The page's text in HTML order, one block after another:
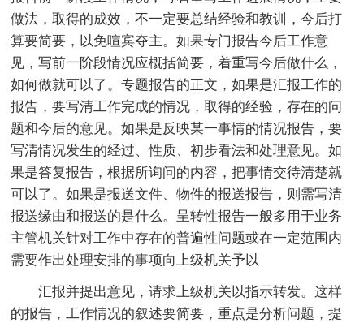
做法，取得的成效，不一定要总结经验和教训，今后打
算要简要，以免喧宾夺主。如果专门报告今后工作意
见，写前一阶段情况应概括简要，着重写今后做什么，
如何做就可以了。专题报告的正文，如果是汇报工作的
报告，要写清工作完成的情况，取得的经验，存在的问
题和今后的意见。如果是反映某一事情的情况报告，要
写清情况发生的经过、性质、初步看法和处理意见。如
果是答复报告，根据所询问的内容，把事情交待清楚就
可以了。如果是报送文件、物件的报送报告，则需写清
报送缘由和报送的是什么。呈转性报告一般多用于业务
主管机关针对工作中存在的普遍性问题或在一定范围内
需要作出处理安排的事项向上级机关予以
汇报并提出意见，请求上级机关以指示转发。这样
的报告，工作情况的叙述要简要，重点是分析问题，提